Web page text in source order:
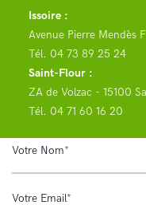
Issoire :
Avenue Pierre Mendès
Tél. 04 73 89 25 24
Saint-Flour :
ZA de Volzac - 15100
Tél. 04 71 60 16 20